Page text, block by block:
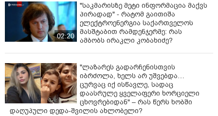
02:20
"საკმარისზე მეტი ინფორმაცია მაქვს
პირადად" - რატომ გაითიშა
ელექტროენერგია საქართველოს
მასშტაბით რამდენჯერმე: რას
ამბობს ირაკლი კობახიძე?
"ლაზარეს გადარჩენისთვის
იბრძოლა, ხელს არ უშვებდა…
ცურვაც იქ ისწავლე, სადაც
დაასრულე ყველაფერი ხორციელი
ცხოვრებიდან" – რას წერს ხობში
დაღუპული დედა-შვილის ახლობელი?